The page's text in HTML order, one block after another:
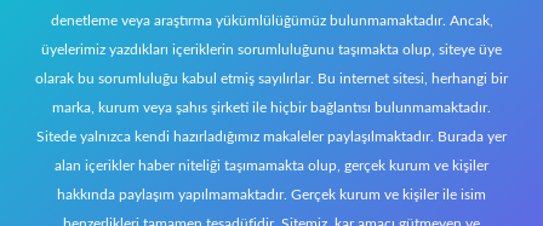
denetleme veya araştırma yükümlülüğümüz bulunmamaktadır. Ancak,
üyelerimiz yazdıkları içeriklerin sorumluluğunu taşımakta olup, siteye üye
olarak bu sorumluluğu kabul etmiş sayılırlar. Bu internet sitesi, herhangi bir
marka, kurum veya şahıs şirketi ile hiçbir bağlantısı bulunmamaktadır.
Sitede yalnızca kendi hazırladığımız makaleler paylaşılmaktadır. Burada yer
alan içerikler haber niteliği taşımamakta olup, gerçek kurum ve kişiler
hakkında paylaşım yapılmamaktadır. Gerçek kurum ve kişiler ile isim